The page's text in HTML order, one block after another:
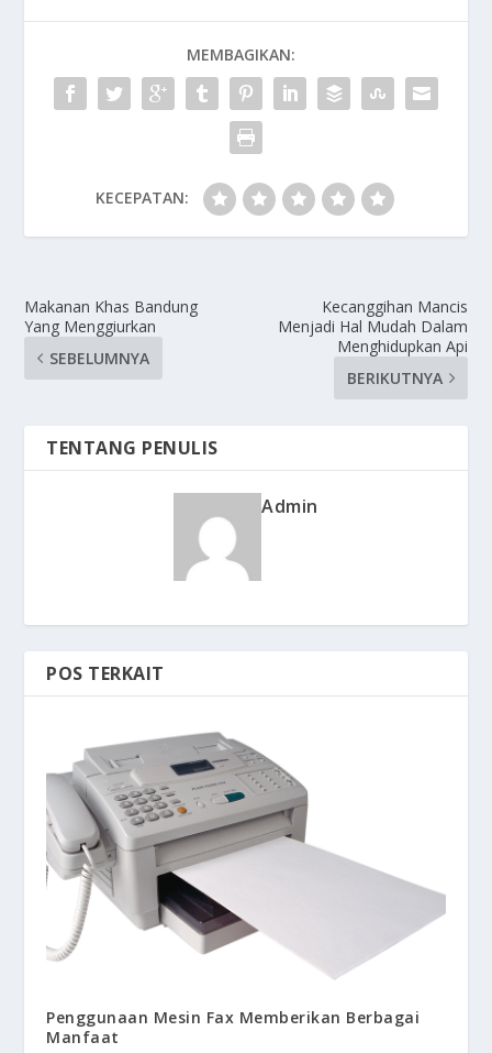
MEMBAGIKAN:
KECEPATAN:
Makanan Khas Bandung
Yang Menggiurkan
SEBELUMNYA
Kecanggihan Mancis
Menjadi Hal Mudah Dalam
Menghidupkan Api
BERIKUTNYA
TENTANG PENULIS
Admin
POS TERKAIT
Penggunaan Mesin Fax Memberikan Berbagai
Manfaat